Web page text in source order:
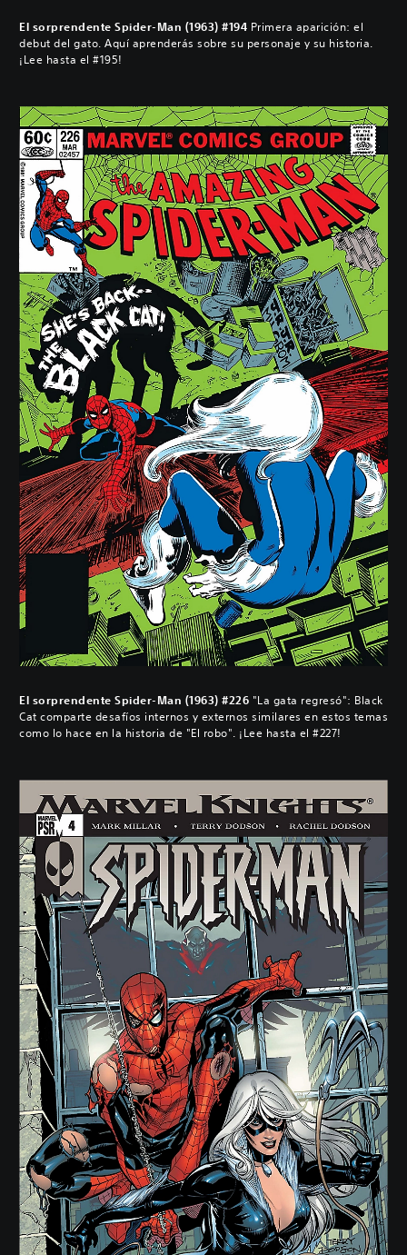
El sorprendente Spider-Man (1963) #194 Primera aparición: el
debut del gato. Aquí aprenderás sobre su personaje y su historia.
¡Lee hasta el #195!
El sorprendente Spider-Man (1963) #226 "La gata regresó": Black
Cat comparte desafíos internos y externos similares en estos temas
como lo hace en la historia de "El robo". ¡Lee hasta el #227!